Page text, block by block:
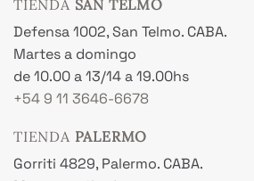
TIENDA SAN TELMO
Defensa 1002, San Telmo. CABA.
Martes a domingo
de 10.00 a 13/14 a 19.00hs
+54 9 11 3646-6678
TIENDA PALERMO
Gorriti 4829, Palermo. CABA.